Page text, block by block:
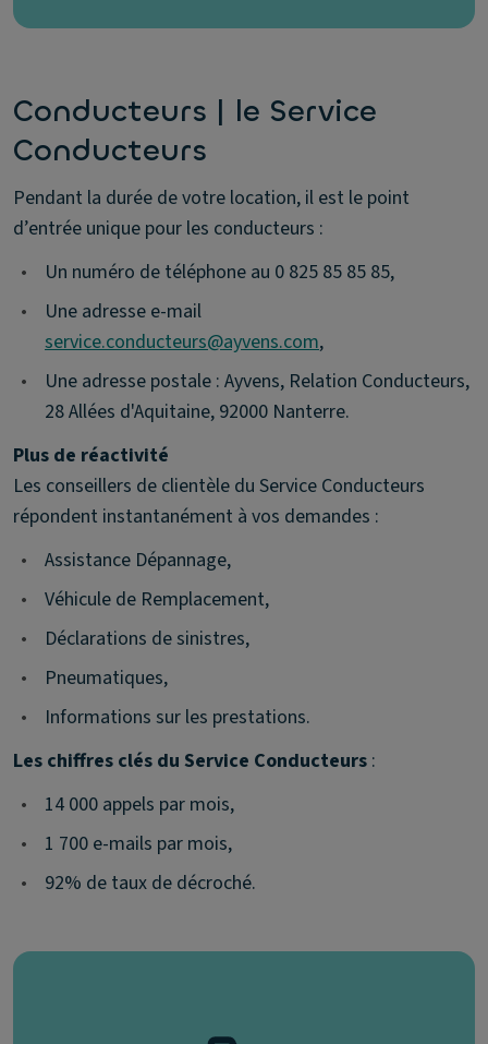
Conducteurs | le Service
Conducteurs
Pendant la durée de votre location, il est le point
d’entrée unique pour les conducteurs :
•
Un numéro de téléphone au 0 825 85 85 85,
•
Une adresse e-mail
service.conducteurs@ayvens.com,
•
Une adresse postale : Ayvens, Relation Conducteurs,
28 Allées d'Aquitaine, 92000 Nanterre.
Plus de réactivité
Les conseillers de clientèle du Service Conducteurs
répondent instantanément à vos demandes :
•
Assistance Dépannage,
•
Véhicule de Remplacement,
•
Déclarations de sinistres,
•
Pneumatiques,
•
Informations sur les prestations.
Les chiffres clés du Service Conducteurs :
•
14 000 appels par mois,
•
1 700 e-mails par mois,
•
92% de taux de décroché.